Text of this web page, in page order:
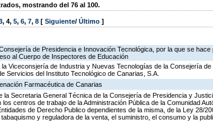
mostrando del 76 al 100.
, 4, 5, 6, 7, 8 [ Siguiente/ Último ]
de Presidencia e Innovación Tecnológica, por la que se
al Cuerpo de Inspectores de Educación
la Viceconsjería de Industria y Nuevas Tecnologías de la Consejería
Servicios del Instituto Tecnológico de Canarias, S.A.
Farmacéutica de Canarias
la Secretaria General Técnica de la Consejería de Presidencia y
centros de trabajo de la Administración Pública de la Comunidad
de Derecho Publico dependientes de la misma, de la Ley 28/
y reguladora de la venta, el suministro, el consumo y la